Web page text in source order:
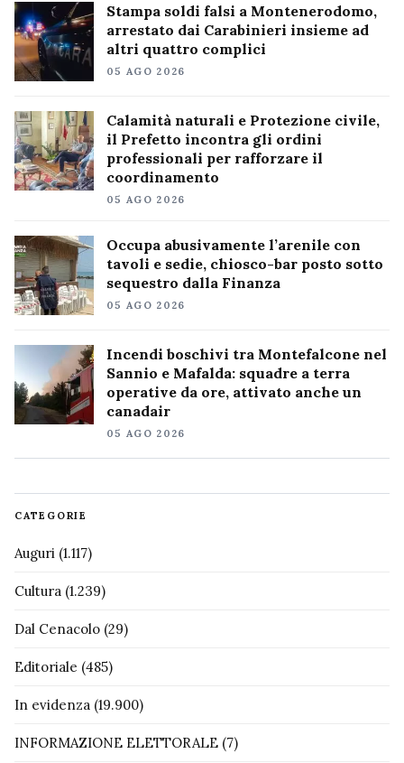
Stampa soldi falsi a Montenerodomo,
arrestato dai Carabinieri insieme ad
altri quattro complici
05 AGO 2026
Calamità naturali e Protezione civile,
il Prefetto incontra gli ordini
professionali per rafforzare il
coordinamento
05 AGO 2026
Occupa abusivamente l’arenile con
tavoli e sedie, chiosco-bar posto sotto
sequestro dalla Finanza
05 AGO 2026
Incendi boschivi tra Montefalcone nel
Sannio e Mafalda: squadre a terra
operative da ore, attivato anche un
canadair
05 AGO 2026
CATEGORIE
Auguri (1.117)
Cultura (1.239)
Dal Cenacolo (29)
Editoriale (485)
In evidenza (19.900)
INFORMAZIONE ELETTORALE (7)